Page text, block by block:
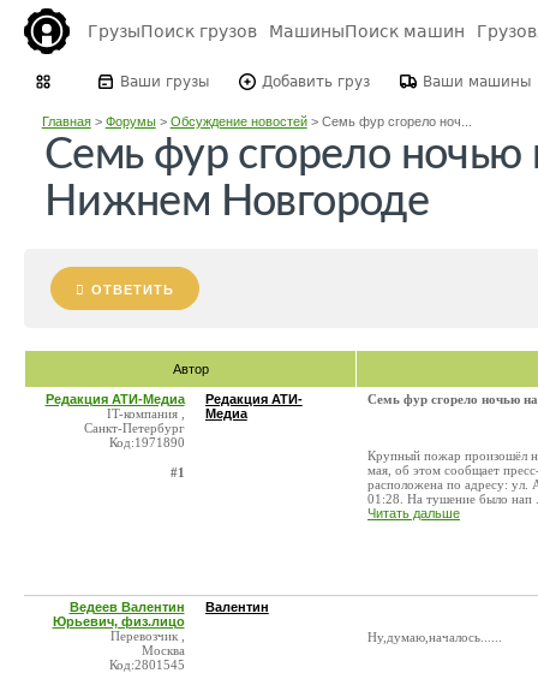
ГрузыПоиск грузов МашиныПоиск машин
Ваши грузы Добавить груз Ваши машины
Главная> Форумы> Обсуждение новостей> Семь фур сгорело ноч...
Семь фур сгорело ночью
Нижнем Новгороде
ОТВЕТИТЬ
Автор
Редакция АТИ-Медиа
IT-компания ,
Санкт-Петербург
Код:1971890
#1
Редакция АТИ-
Медиа
Семь фур сгорело ночью
Крупный пожар произошёл
мая, об этом сообщает
расположена по адресу: ул.
01:28. На тушение было нап
Читать дальше
Ведеев Валентин
Юрьевич, физ.лицо
Перевозчик ,
Москва
Код:2801545
Валентин
Ну,думаю,началось......